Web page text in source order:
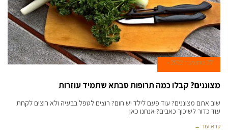
27 בדצמבר 2022
מצוננים? קבלו כמה תרופות סבתא שתמיד עוזרות
שוב אתם מצוננים? עוד פעם לילד יש חום? רוצים לטפל בבעיה ולא רוצים לקחת
עוד כדור לשיכוך כאבים? אנחנו כאן
קרא עוד ←